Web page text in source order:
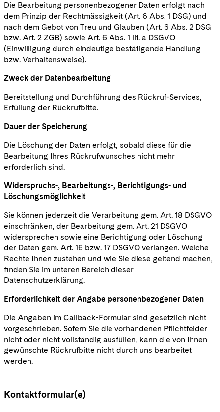
Die Bearbeitung personenbezogener Daten erfolgt nach
dem Prinzip der Rechtmässigkeit (Art. 6 Abs. 1 DSG) und
nach dem Gebot von Treu und Glauben (Art. 6 Abs. 2 DSG
bzw. Art. 2 ZGB) sowie Art. 6 Abs. 1 lit. a DSGVO
(Einwilligung durch eindeutige bestätigende Handlung
bzw. Verhaltensweise).
Zweck der Datenbearbeitung
Bereitstellung und Durchführung des Rückruf-Services,
Erfüllung der Rückrufbitte.
Dauer der Speicherung
Die Löschung der Daten erfolgt, sobald diese für die
Bearbeitung Ihres Rückrufwunsches nicht mehr
erforderlich sind.
Widerspruchs-, Bearbeitungs-, Berichtigungs- und
Löschungsmöglichkeit
Sie können jederzeit die Verarbeitung gem. Art. 18 DSGVO
einschränken, der Bearbeitung gem. Art. 21 DSGVO
widersprechen sowie eine Berichtigung oder Löschung
der Daten gem. Art. 16 bzw. 17 DSGVO verlangen. Welche
Rechte Ihnen zustehen und wie Sie diese geltend machen,
finden Sie im unteren Bereich dieser
Datenschutzerklärung.
Erforderlichkeit der Angabe personenbezogener Daten
Die Angaben im Callback-Formular sind gesetzlich nicht
vorgeschrieben. Sofern Sie die vorhandenen Pflichtfelder
nicht oder nicht vollständig ausfüllen, kann die von Ihnen
gewünschte Rückrufbitte nicht durch uns bearbeitet
werden.
Kontaktformular(e)